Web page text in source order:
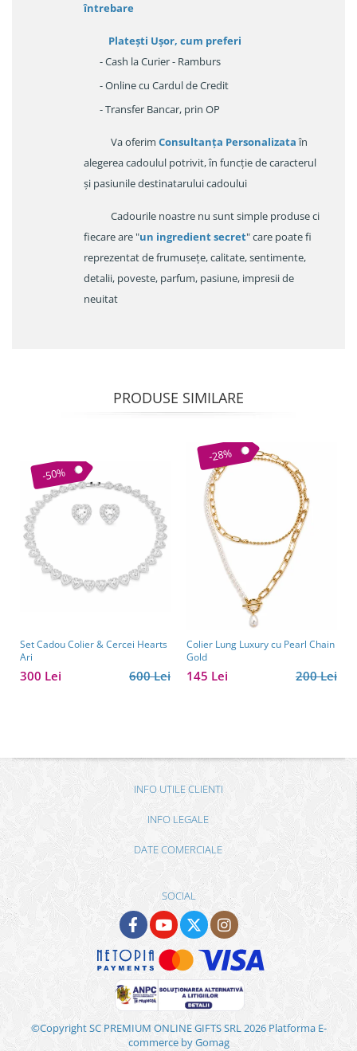
întrebare
Platești Ușor, cum preferi
- Cash la Curier - Ramburs
- Online cu Cardul de Credit
- Transfer Bancar, prin OP
Va oferim Consultanța Personalizataîn
alegerea cadoulul potrivit, în funcție de caracterul
și pasiunile destinatarului cadoului
Cadourile noastre nu sunt simple produse ci
fiecare are "un ingredient secret" care poate fi
reprezentat de frumusețe, calitate, sentimente,
detalii, poveste, parfum, pasiune, impresii de
neuitat
PRODUSE SIMILARE
-50%
Set Cadou Colier & Cercei Hearts
Ari
600 Lei
300 Lei
-28%
Colier Lung Luxury cu Pearl Chain
Gold
200 Lei
145 Lei
INFO UTILE CLIENTI
INFO LEGALE
DATE COMERCIALE
SOCIAL
©Copyright SC PREMIUM ONLINE GIFTS SRL 2026 Platforma E-
commerce by Gomag